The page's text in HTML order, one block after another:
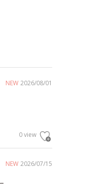
NEW 2026/08/01
0 view
NEW 2026/07/15